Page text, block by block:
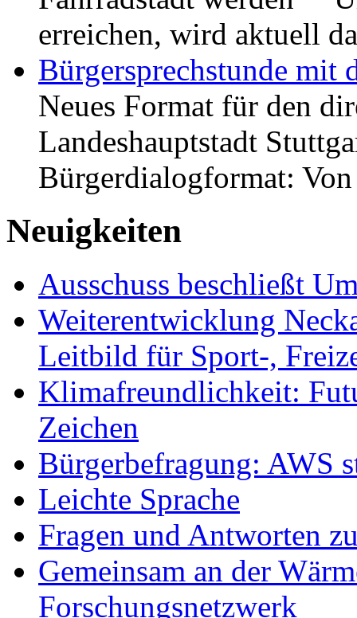
erreichen, wird aktuell
Bürgersprechstunde mit
Neues Format für den
Landeshauptstadt
Bürgerdialogformat:
Neuigkeiten
Ausschuss beschließt
Weiterentwicklung
Leitbild für Sport-,
Klimafreundlichkeit:
Zeichen
Bürgerbefragung: AWS
Leichte Sprache
Fragen und Antworten
Gemeinsam an der
Forschungsnetzwerk